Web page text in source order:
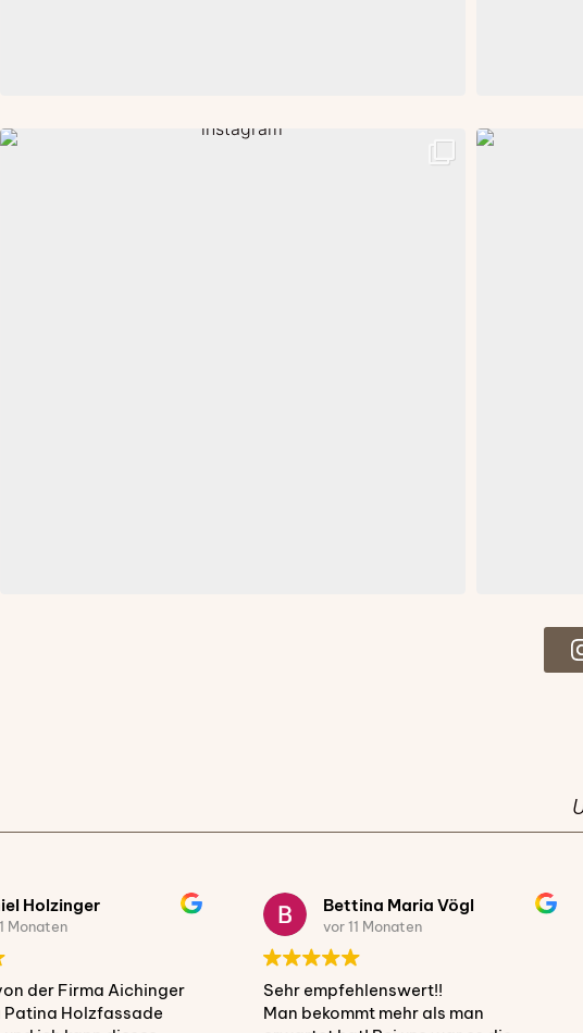
Holzinger
Monaten
der Firma Aichinger
Patina Holzfassade
Bettina Maria Vögl
vor 11 Monaten
Sehr empfehlenswert!!
Man bekommt mehr als man